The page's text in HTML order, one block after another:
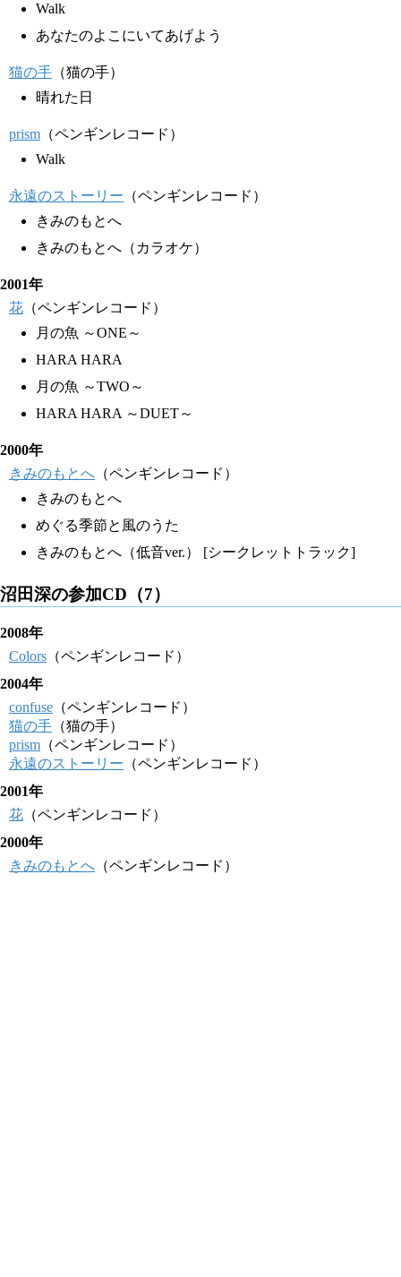
Walk
あなたのよこにいてあげよう
猫の手 （猫の手）
晴れた日
prism （ペンギンレコード）
Walk
永遠のストーリー （ペンギンレコード）
きみのもとへ
きみのもとへ（カラオケ）
2001年
花 （ペンギンレコード）
月の魚 ～ONE～
HARA HARA
月の魚 ～TWO～
HARA HARA ～DUET～
2000年
きみのもとへ （ペンギンレコード）
きみのもとへ
めぐる季節と風のうた
きみのもとへ（低音ver.） [シークレットトラック]
沼田深の参加CD（7）
2008年
Colors （ペンギンレコード）
2004年
confuse （ペンギンレコード）
猫の手 （猫の手）
prism （ペンギンレコード）
永遠のストーリー （ペンギンレコード）
2001年
花 （ペンギンレコード）
2000年
きみのもとへ （ペンギンレコード）